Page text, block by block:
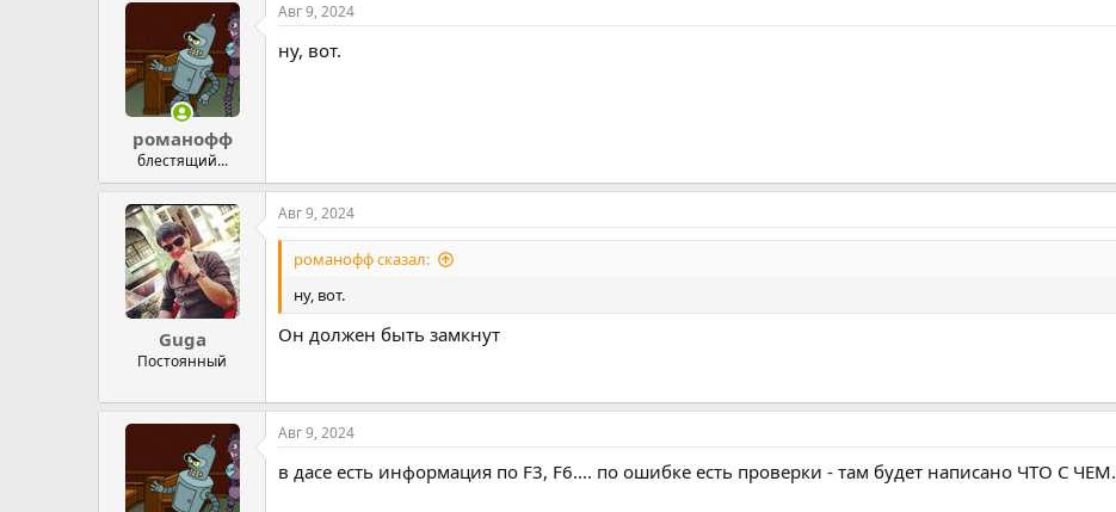
романофф
блестящий...
Авг 9, 2024
ну, вот.
Guga
Постоянный
Авг 9, 2024
романофф сказал:
ну, вот.
Он должен быть замкнут
Авг 9, 2024
в дасе есть информация по F3, F6.... по ошибке есть проверки - там будет написано ЧТО С ЧЕМ.